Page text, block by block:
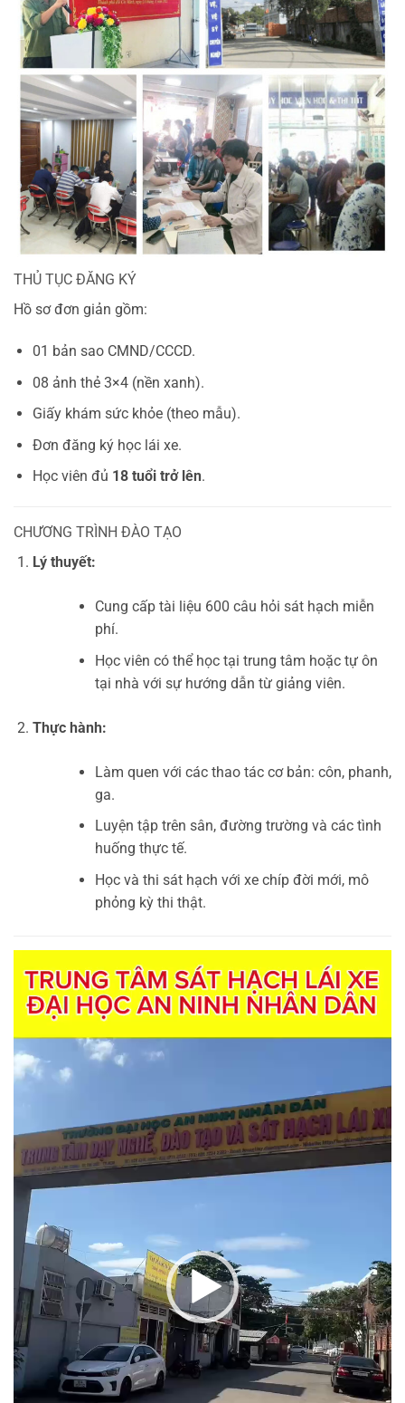
THỦ TỤC ĐĂNG KÝ
Hồ sơ đơn giản gồm:
01 bản sao CMND/CCCD.
08 ảnh thẻ 3×4 (nền xanh).
Giấy khám sức khỏe (theo mẫu).
Đơn đăng ký học lái xe.
Học viên đủ 18 tuổi trở lên.
CHƯƠNG TRÌNH ĐÀO TẠO
Lý thuyết:
Cung cấp tài liệu 600 câu hỏi sát hạch miễn
phí.
Học viên có thể học tại trung tâm hoặc tự ôn
tại nhà với sự hướng dẫn từ giảng viên.
Thực hành:
Làm quen với các thao tác cơ bản: côn, phanh,
ga.
Luyện tập trên sân, đường trường và các tình
huống thực tế.
Học và thi sát hạch với xe chíp đời mới, mô
phỏng kỳ thi thật.
Video